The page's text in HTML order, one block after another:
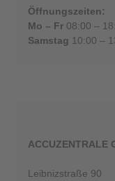
Öffnungszeiten:
Mo – Fr08:00 –
Samstag 10:00 –
ACCUZENTRALE
Leibnizstraße 90